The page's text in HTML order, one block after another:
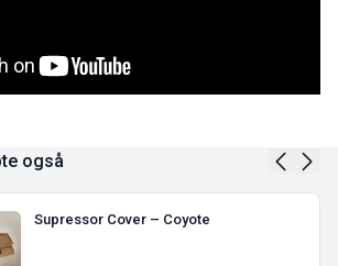
også
Supressor Cover – Coyote